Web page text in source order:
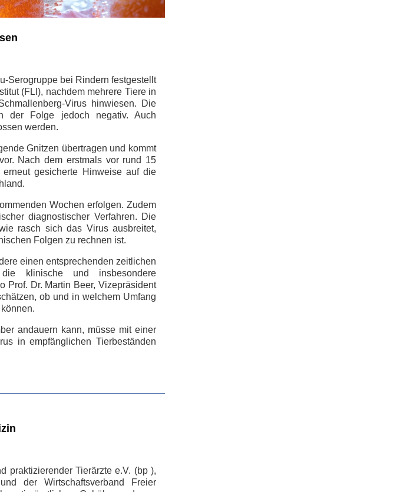
Serogruppe bei Rindern festgestellt
(FLI), nachdem mehrere Tiere in
Virus hinwiesen. Die
der Folge jedoch negativ. Auch
werden.
Gnitzen übertragen und kommt
Nach dem erstmals vor rund 15
gesicherte Hinweise auf die
Wochen erfolgen. Zudem
diagnostischer Verfahren. Die
rasch sich das Virus ausbreitet,
Folgen zu rechnen ist.
einen entsprechenden zeitlichen
klinische und insbesondere
Prof. Dr. Martin Beer, Vizepräsident
ob und in welchem Umfang
andauern kann, müsse mit einer
in empfänglichen Tierbeständen
praktizierender Tierärzte e.V. (bp ),
der Wirtschaftsverband Freier